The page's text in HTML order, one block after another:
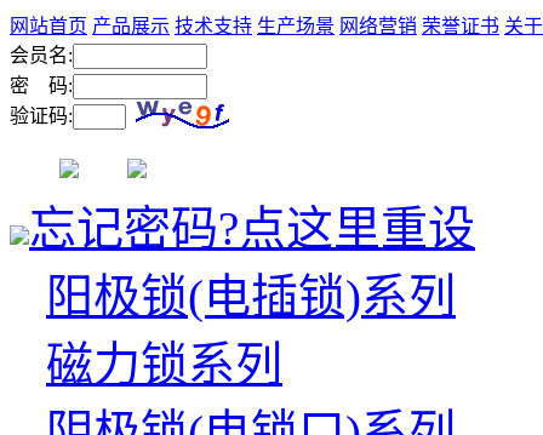
网站首页 产品展示 技术支持 生产场景 网络营销 荣誉证书 关
会员名:
密 码:
验证码:
忘记密码?点这里重设
阳极锁(电插锁)系列
磁力锁系列